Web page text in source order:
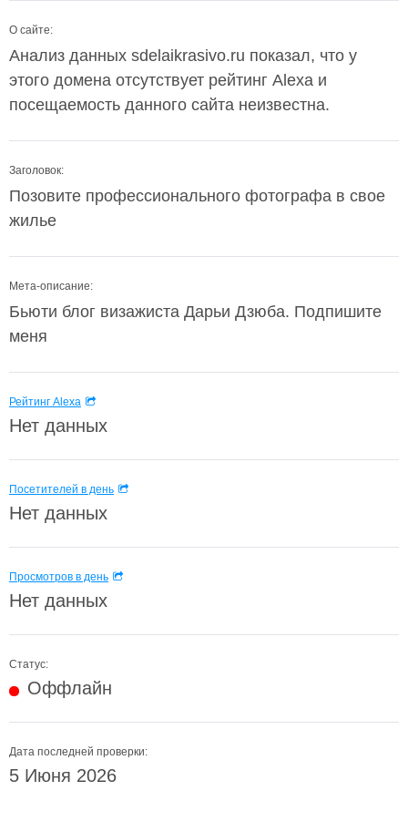
О сайте:
Анализ данных sdelaikrasivo.ru показал, что у
этого домена отсутствует рейтинг Alexa и
посещаемость данного сайта неизвестна.
Заголовок:
Позовите профессионального фотографа в свое
жилье
Мета-описание:
Бьюти блог визажиста Дарьи Дзюба. Подпишите
меня
Рейтинг Alexa
Нет данных
Посетителей в день
Нет данных
Просмотров в день
Нет данных
Статус:
Оффлайн
Дата последней проверки:
5 Июня 2026